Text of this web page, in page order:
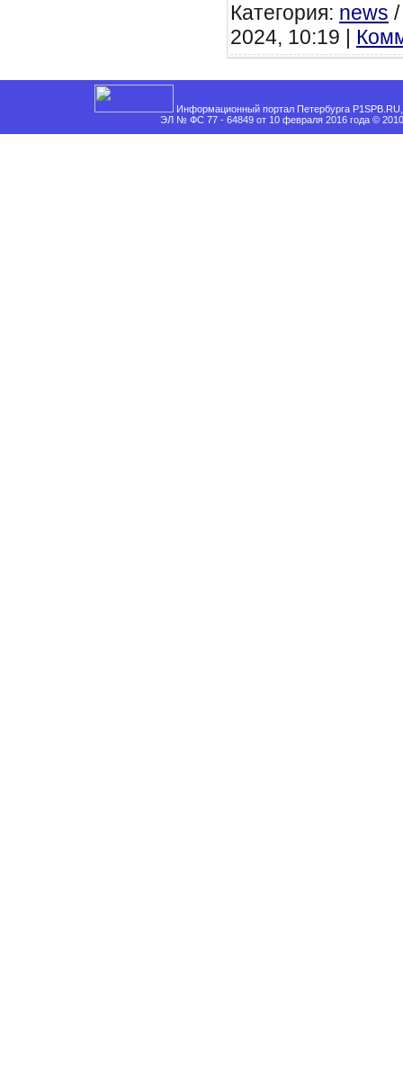
Категория: news
2024, 10:19 |
Информационный портал Петербурга
ЭЛ № ФС 77 - 64849 от 10 февраля 2016 года ©